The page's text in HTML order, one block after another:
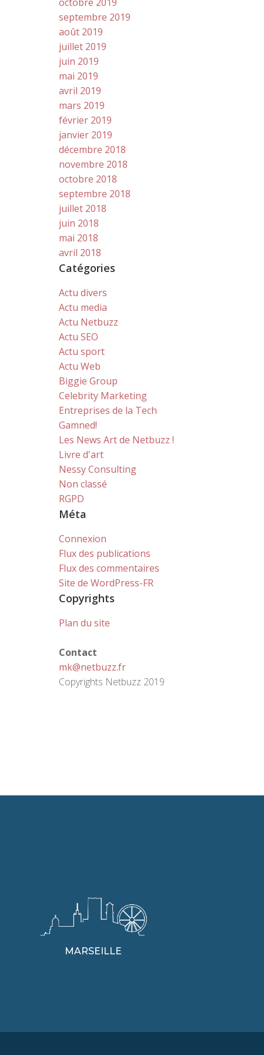
septembre 2019
août 2019
juillet 2019
juin 2019
mai 2019
avril 2019
mars 2019
février 2019
janvier 2019
décembre 2018
novembre 2018
octobre 2018
septembre 2018
juillet 2018
juin 2018
mai 2018
avril 2018
Catégories
Actu divers
Actu media
Actu Netbuzz
Actu SEO
Actu sport
Actu Web
Biggie Group
Celebrity Marketing
Entreprises de la Tech
Gamned!
Les News Art de Netbuzz !
Livre d'art
Nessy Consulting
Non classé
RGPD
Méta
Connexion
Flux des publications
Flux des commentaires
Site de WordPress-FR
Copyrights
Plan du site
Contact
mk@netbuzz.fr
Copyrights Netbuzz 2019
MARSEILLE